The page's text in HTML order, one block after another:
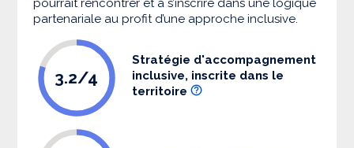
pourrait rencontrer et à s’inscrire dans une logique
partenariale au profit d’une approche inclusive.
3.2/4
Stratégie d'accompagnement
inclusive, inscrite dans le
territoire